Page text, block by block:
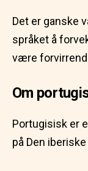
Det er ganske
språket å
være
Om
Portugisisk er
på Den